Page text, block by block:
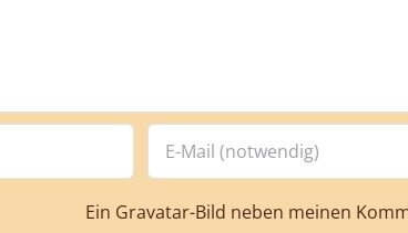
Ein Gravatar-Bild neben meinen